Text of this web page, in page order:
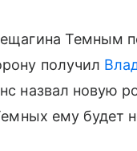
Темным
получил
назвал новую
ему будет